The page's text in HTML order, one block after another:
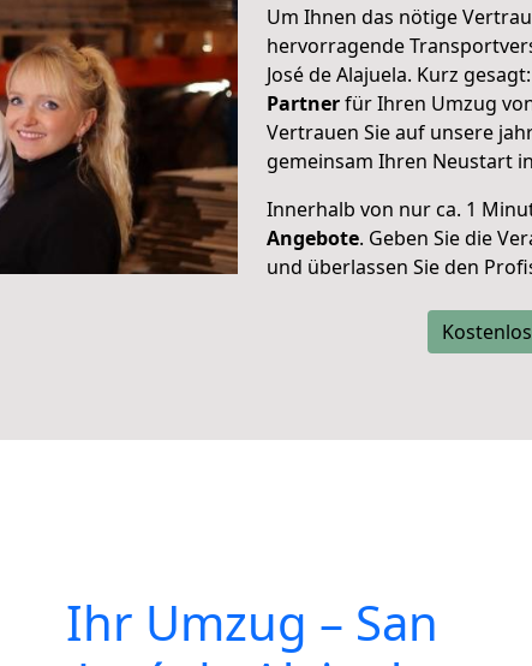
Um Ihnen das nötige
hervorragende
José de Alajuela. Kurz
Partnerfür Ihren Umzug
Vertrauen Sie auf unsere
gemeinsam Ihren Neustart
Innerhalb von nur ca. 1
Angebote. Geben Sie die
und überlassen Sie den
Ihr Umzug – San